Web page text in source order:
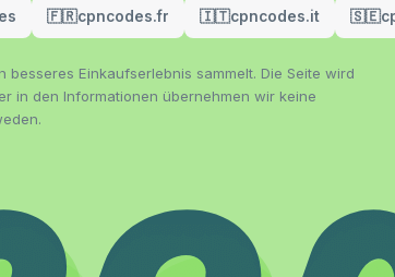
🇫🇷cpncodes.fr 🇮🇹cpncodes.it 🇸🇪
Einkaufserlebnis sammelt. Die Seite wird
in den Informationen übernehmen wir keine